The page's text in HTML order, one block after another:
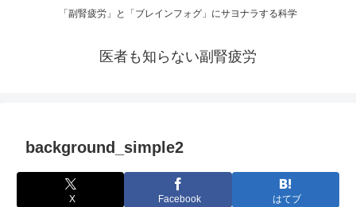
「副腎疲労」と「ブレインフォグ」にサヨナラする科学
医者も知らない副腎疲労
background_simple2
X Facebook はてブ